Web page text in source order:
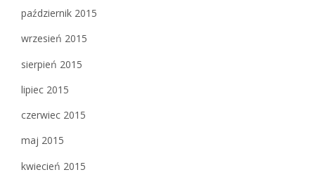
październik 2015
wrzesień 2015
sierpień 2015
lipiec 2015
czerwiec 2015
maj 2015
kwiecień 2015